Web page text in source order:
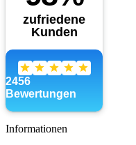
Informationen